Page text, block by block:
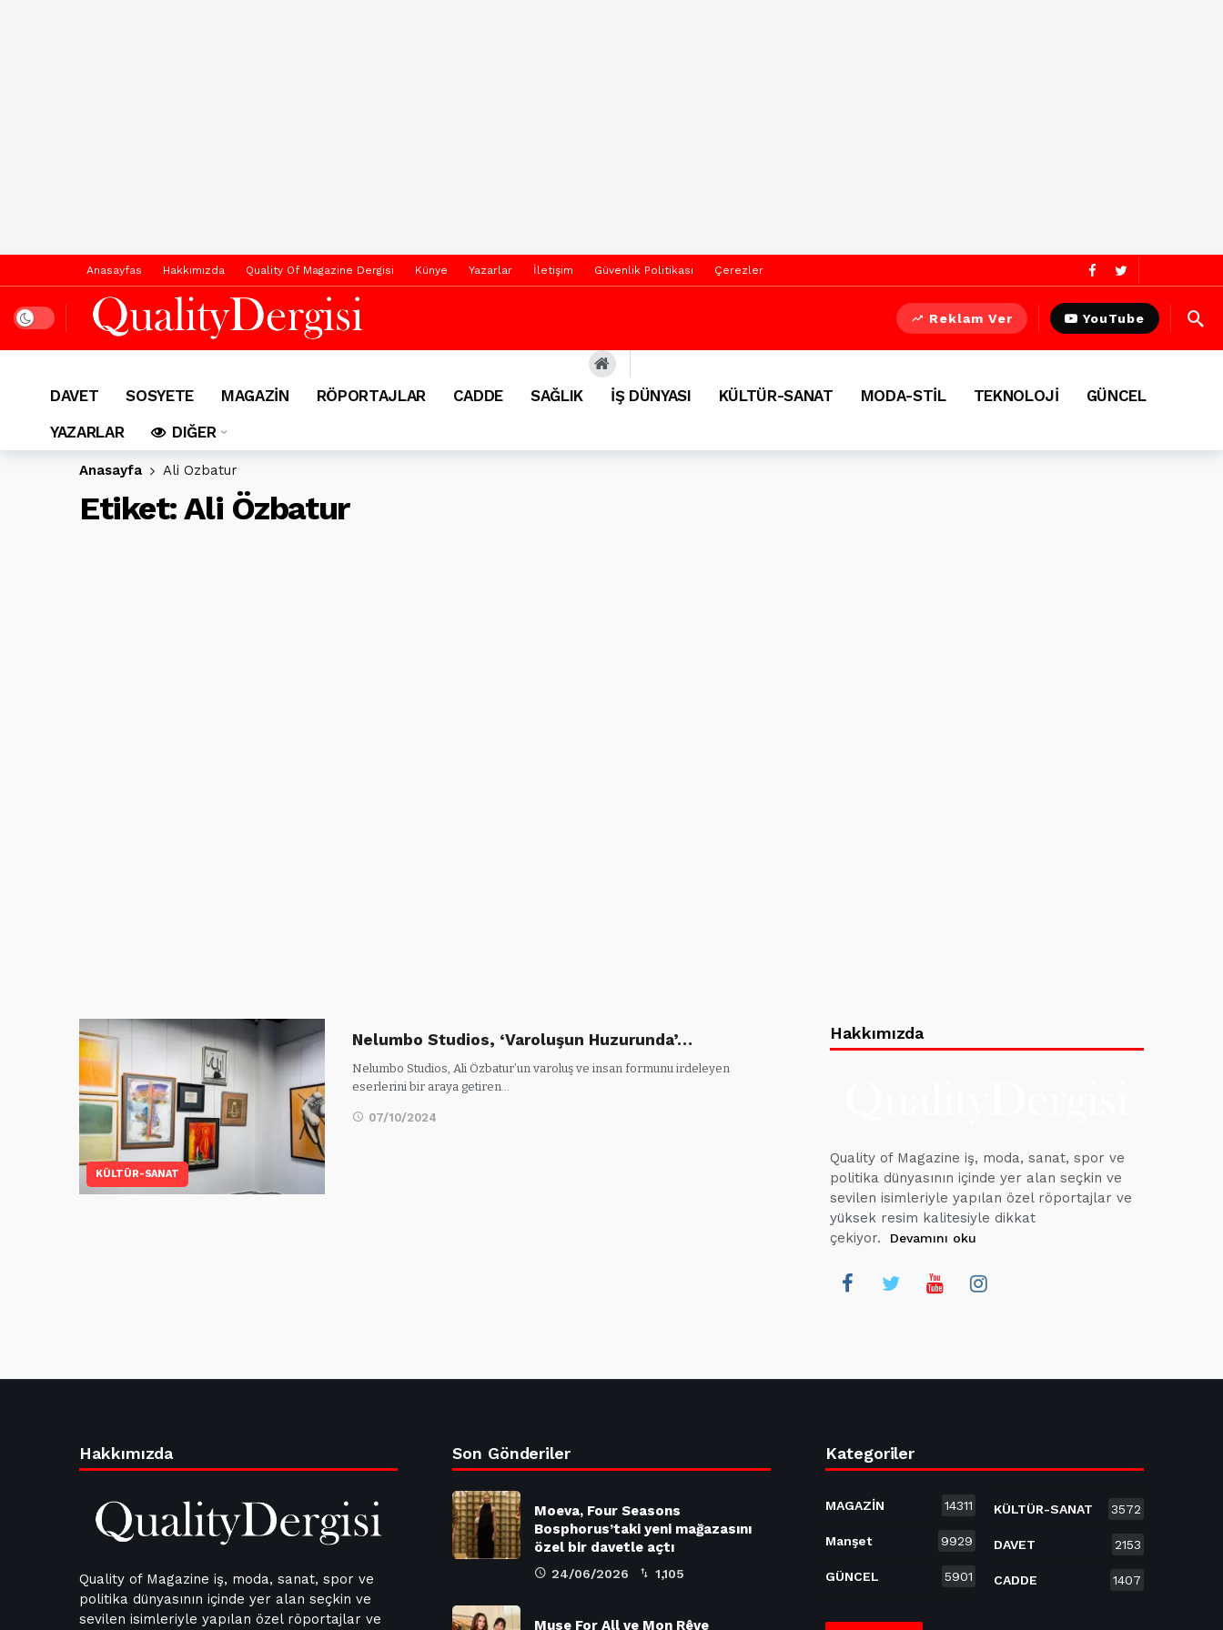
Anasayfas Hakkımızda Quality Of Magazine Dergisi Künye Yazarlar İletişim Güvenlik Politikası Çerezler
Dark mode Reklam Ver YouTube
DAVET SOSYETE MAGAZİN RÖPORTAJLAR CADDE SAĞLIK İŞ DÜNYASI KÜLTÜR-SANAT MODA-STİL TEKNOLOJİ
GÜNCEL
YAZARLAR
DIĞER
Anasayfa Ali Özbatur
Etiket:Ali Özbatur
KÜLTÜR-SANAT
Nelumbo Studios, ‘Varoluşun Huzurunda’…
Nelumbo Studios, Ali Özbatur’un varoluş ve insan formunu irdeleyen
eserlerini bir araya getiren…
07/10/2024
Hakkımızda
Quality of Magazine iş, moda, sanat, spor ve
politika dünyasının içinde yer alan seçkin ve
sevilen isimleriyle yapılan özel röportajlar ve
yüksek resim kalitesiyle dikkat
çekiyor.
Devamını oku
Hakkımızda
Quality of Magazine iş, moda, sanat, spor ve
politika dünyasının içinde yer alan seçkin ve
sevilen isimleriyle yapılan özel röportajlar ve
Son Gönderiler
Moeva, Four Seasons
Bosphorus’taki yeni mağazasını
özel bir davetle açtı
24/06/2026 1,105
Muse For All ve Mon Rêve
Kategoriler
MAGAZİN 14311
Manşet 9929
GÜNCEL 5901
KÜLTÜR-SANAT 3572
DAVET 2153
CADDE 1407